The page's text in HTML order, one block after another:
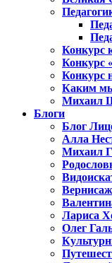
Конкурс
Конкурс
Конкурс
Каким
Михаил
Блоги
Блог
Алла
Михаил
Лариса
Олег